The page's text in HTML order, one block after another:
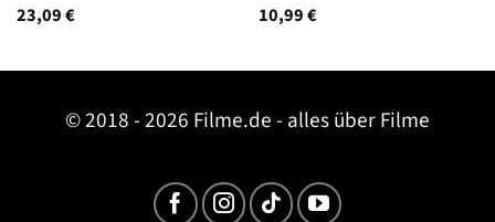
23,09€
10,99€
© 2018 - 2026 Filme.de - alles über Filme